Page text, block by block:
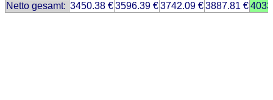
Netto gesamt: 3450.38 €3596.39 €3742.09 €3887.81 €